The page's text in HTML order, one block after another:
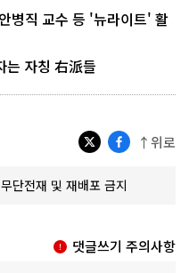
병직 교수 등 '뉴라이트' 활
는 자칭 右派들
↑위로
전재 및 재배포 금지
댓글쓰기 주의사항